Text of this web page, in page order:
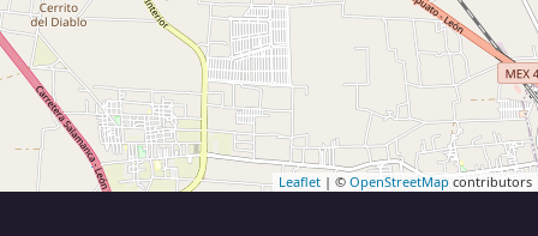
Leaflet | © OpenStreetMap contributors